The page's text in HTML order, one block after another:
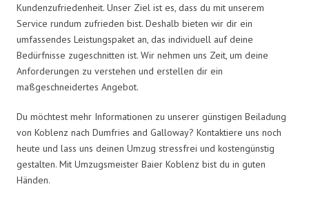
Kundenzufriedenheit. Unser Ziel ist es, dass du mit unserem
Service rundum zufrieden bist. Deshalb bieten wir dir ein
umfassendes Leistungspaket an, das individuell auf deine
Bedürfnisse zugeschnitten ist. Wir nehmen uns Zeit, um deine
Anforderungen zu verstehen und erstellen dir ein
maßgeschneidertes Angebot.
Du möchtest mehr Informationen zu unserer günstigen Beiladung
von Koblenz nach Dumfries and Galloway? Kontaktiere uns noch
heute und lass uns deinen Umzug stressfrei und kostengünstig
gestalten. Mit Umzugsmeister Baier Koblenz bist du in guten
Händen.